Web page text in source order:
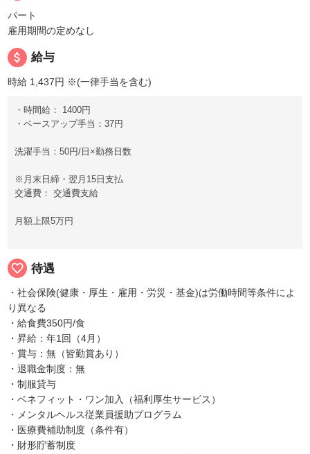
パート
雇用期間の定めなし
attach_money 給与
時給 1,437円 ※(一律手当を含む)
・時間給： 1400円
・ベースアップ手当：37円
洗濯手当：50円/日×勤務日数
※月末日締・翌月15日支払
交通費： 交通費支給
月額上限5万円
favorite_border 待遇
・社会保険(健康・厚生・雇用・労災・基金)は労働時間等条件によ
り異なる
・給食費350円/食
・昇給：年1回（4月）
・賞与：無（皆勤賞あり）
・退職金制度：無
・制服貸与
・ベネフィット・ワン加入（福利厚生サービス）
・メンタルヘルス従業員援助プログラム
・医療費補助制度（条件有）
・財形貯蓄制度